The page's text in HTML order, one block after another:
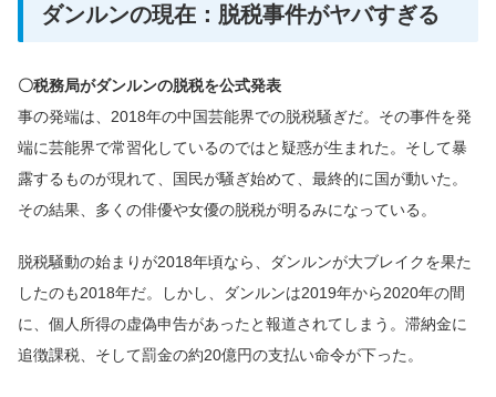
ダンルンの現在：脱税事件がヤバすぎる
〇税務局がダンルンの脱税を公式発表
事の発端は、2018年の中国芸能界での脱税騒ぎだ。その事件を発
端に芸能界で常習化しているのではと疑惑が生まれた。そして暴
露するものが現れて、国民が騒ぎ始めて、最終的に国が動いた。
その結果、多くの俳優や女優の脱税が明るみになっている。
脱税騒動の始まりが2018年頃なら、ダンルンが大ブレイクを果た
したのも2018年だ。しかし、ダンルンは2019年から2020年の間
に、個人所得の虚偽申告があったと報道されてしまう。滞納金に
追徴課税、そして罰金の約20億円の支払い命令が下った。